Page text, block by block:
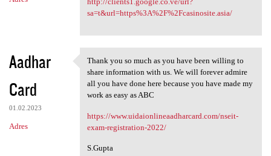
sa=t&url=https%3A%2F%2Fcasinosite.asia/
Aadhar
Card
01.02.2023
Adres
Thank you so much as you have
Thank you so much as you have been willing to
share information with us. We will forever admire
all you have done here because you have made my
work as easy as ABC
https://www.uidaionlineaadharcard.com/nseit-
exam-registration-2022/
S.Gupta